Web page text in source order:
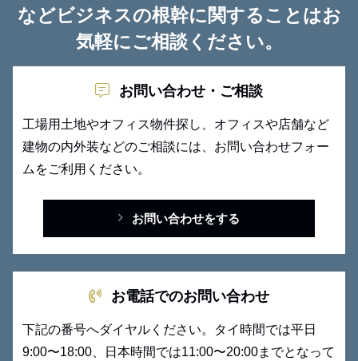
などビジネスの根幹に関することはお
気軽にご相談ください。
お問い合わせ・ご相談
工場用土地やオフィス物件探し、オフィスや店舗など
建物の内外装などのご相談には、お問い合わせフォー
ムをご利用ください。
お問い合わせをする
お電話でのお問い合わせ
下記の番号へダイヤルください。タイ時間では平日
9:00〜18:00、日本時間では11:00〜20:00までとなって